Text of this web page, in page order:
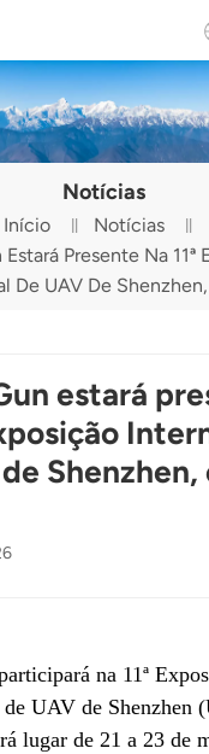
NOS
English
Español
Русский
Türkçe
Tiếng Việt
Notícias
Início
Notícias
Presente Na 11ª
De UAV De
estará
Shenzhen,
na 11ª
UAV de Shenzhen
lugar de 21 a 23 de